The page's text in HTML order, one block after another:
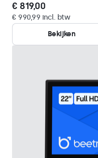
€ 819,00
€ 990,99 incl. btw
Bekijken